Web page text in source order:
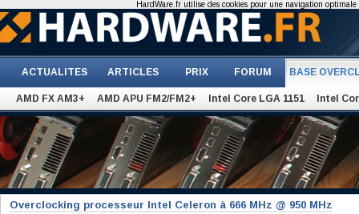
ACTUALITES ARTICLES PRIX FORUM BASE
AMD FX AM3+ AMD APU FM2/FM2+ Intel Core LGA 1151 Intel
Overclocking processeur Intel Celeron à 666 MHz @ 950 MHz
HardWare.fr utilise des cookies pour une navigation